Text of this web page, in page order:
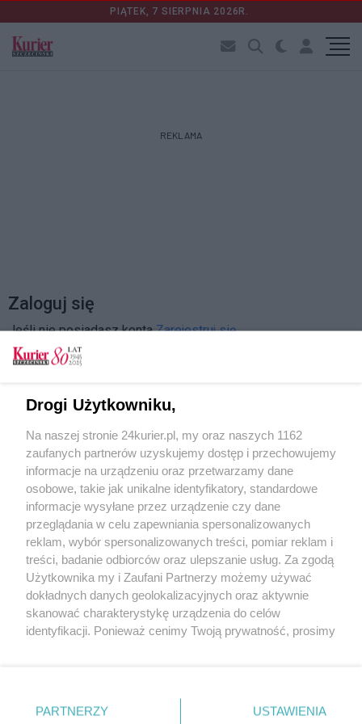
PIĄTEK, 7 SIERPNIA 2026R.
REKLAMA
Zaloguj się
Jeśli nie posiadasz kontaZarejestruj się
Zapamiętać?
Zaloguj
Zapomniałem hasła
Copyright © 2022 Kurier Szczeciński sp. z o.o.
Drogi Użytkowniku,
Na naszej stronie 24kurier.pl, my oraz naszych 1162
zaufanych partnerów uzyskujemy dostęp i przechowujemy
informacje na urządzeniu oraz przetwarzamy dane
osobowe, takie jak unikalne identyfikatory, standardowe
informacje wysyłane przez urządzenie czy dane
przeglądania w celu zapewniania spersonalizowanych
reklam, wybór spersonalizowanych treści, pomiar reklam i
treści, badanie odbiorców oraz ulepszanie usług. Za zgodą
Użytkownika my i Zaufani Partnerzy możemy używać
dokładnych danych geolokalizacyjnych oraz aktywnie
skanować charakterystykę urządzenia do celów
identyfikacji. Ponieważ cenimy Twoją prywatność, prosimy
prywatności znajdujący się w lewym dolnym rogu strony
. Niektóre rodzaje przetwarzania danych nie wymagają
PARTNERZY USTAWIENIA